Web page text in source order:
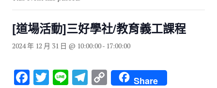
[道場活動]三好學社/教育義工課程
2024 年 12 月 31 日 @ 10:00:00- 17:00:00
F T Li T C Share